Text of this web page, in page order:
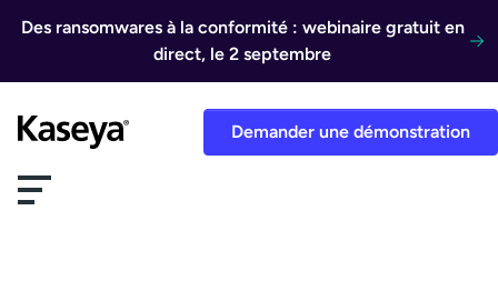
Des ransomwares à la conformité : webinaire gratuit en
direct, le 2 septembre
Demander une démonstration